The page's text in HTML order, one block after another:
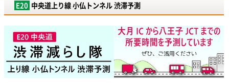
E20 中央道上り線 小仏トンネル 渋滞予測